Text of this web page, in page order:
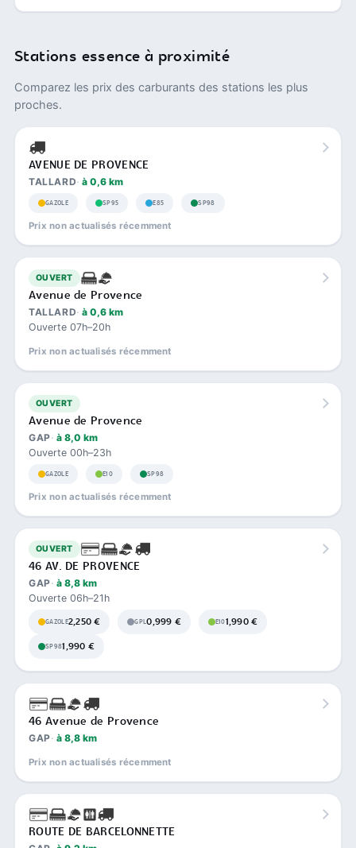
Stations essence à proximité
Comparez les prix des carburants des stations les plus
proches.
AVENUE DE PROVENCE
TALLARD à 0,6 km
GAZOLE SP95 E85 SP98
Prix non actualisés récemment
OUVERT
Avenue de Provence
TALLARD à 0,6 km
Ouverte 07h–20h
Prix non actualisés récemment
OUVERT
Avenue de Provence
GAP à 8,0 km
Ouverte 00h–23h
GAZOLE E10 SP98
Prix non actualisés récemment
OUVERT
46 AV. DE PROVENCE
GAP à 8,8 km
Ouverte 06h–21h
GAZOLE2,250 € GPL0,999 € E101,990 €
SP981,990 €
46 Avenue de Provence
GAP à 8,8 km
Prix non actualisés récemment
ROUTE DE BARCELONNETTE